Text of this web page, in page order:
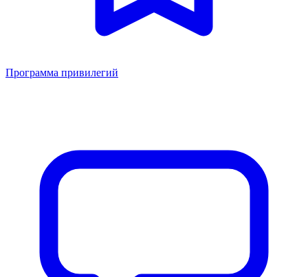
Программа привилегий